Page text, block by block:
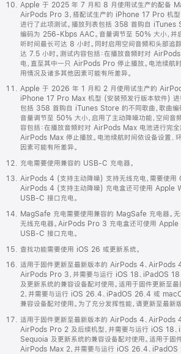
Apple 于 2025 年 7 月和 8 月使用试生产的配备
AirPods Pro 3，搭配试生产的 iPhone 17 Pro 机型
进行了此项测试。播放列表包括 358 首购自 iTunes
编码为 256-Kbps AAC。音量调节至 50% 大小，并
听时间最长可达 8 小时。同时启用空间音频和头部追
达 7.5 小时。测试内容包括：在播放音频时对
电，直至其中一只 AirPods Pro 停止播放。电池续航时
用情况及诸多其他因素可能有所差异。
Apple 于 2026 年 1 月和 2 月使用试生产的
iPhone 17 Pro Max 机型 (安装预发行版本软件) 进
包括 358 首购自 iTunes Store 的不同歌曲，歌曲
音量调节至 50% 大小，启用了主动降噪功能，空间音
容包括：在播放音频时对 AirPods Max 电池进行完全
AirPods Max 停止播放。电池续航时间依设备设置、
因素可能有所差异。
充电需要使用兼容的 USB-C 充电器。
AirPods 4 (支持主动降噪) 支持无线充电，需要使用
AirPods 4 (支持主动降噪) 充电盒还可使用 Apple
USB-C 接口充电。
MagSafe 充电需要使用兼容的 MagSafe 充电器。
无线充电器。AirPods Pro 3 充电盒还可使用
USB-C 接口充电。
查找功能需要使用 iOS 26 或更新系统。
适用于固件更新至最新版本的 AirPods 4、AirPods
AirPods Pro 3，并需要与运行 iOS 18、iPadOS
及更新系统的兼容设备配对使用。适用于固件更新至
2，并需要与运行 iOS 26.4、iPadOS 26.4 或
兼容设备配对使用。为了充分发挥性能，请更新至最新
适用于固件更新至最新版本的 AirPods 4、AirPods
AirPods Pro 2 及后续机型，并需要与运行 iOS 18
Sequoia 及更新系统的兼容设备配对使用。适用于固
AirPods Max 2，并需要与运行 iOS 26.4、